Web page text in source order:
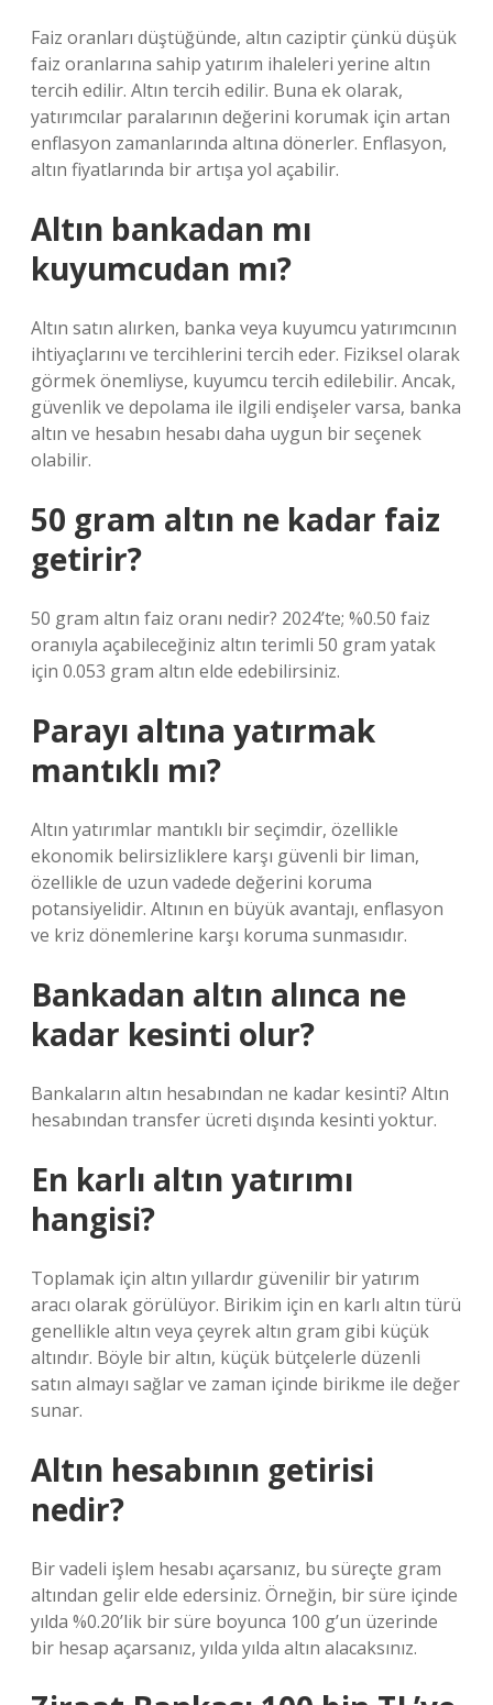
Faiz oranları düştüğünde, altın caziptir çünkü düşük
faiz oranlarına sahip yatırım ihaleleri yerine altın
tercih edilir. Altın tercih edilir. Buna ek olarak,
yatırımcılar paralarının değerini korumak için artan
enflasyon zamanlarında altına dönerler. Enflasyon,
altın fiyatlarında bir artışa yol açabilir.
Altın bankadan mı
kuyumcudan mı?
Altın satın alırken, banka veya kuyumcu yatırımcının
ihtiyaçlarını ve tercihlerini tercih eder. Fiziksel olarak
görmek önemliyse, kuyumcu tercih edilebilir. Ancak,
güvenlik ve depolama ile ilgili endişeler varsa, banka
altın ve hesabın hesabı daha uygun bir seçenek
olabilir.
50 gram altın ne kadar faiz
getirir?
50 gram altın faiz oranı nedir? 2024’te; %0.50 faiz
oranıyla açabileceğiniz altın terimli 50 gram yatak
için 0.053 gram altın elde edebilirsiniz.
Parayı altına yatırmak
mantıklı mı?
Altın yatırımlar mantıklı bir seçimdir, özellikle
ekonomik belirsizliklere karşı güvenli bir liman,
özellikle de uzun vadede değerini koruma
potansiyelidir. Altının en büyük avantajı, enflasyon
ve kriz dönemlerine karşı koruma sunmasıdır.
Bankadan altın alınca ne
kadar kesinti olur?
Bankaların altın hesabından ne kadar kesinti? Altın
hesabından transfer ücreti dışında kesinti yoktur.
En karlı altın yatırımı
hangisi?
Toplamak için altın yıllardır güvenilir bir yatırım
aracı olarak görülüyor. Birikim için en karlı altın türü
genellikle altın veya çeyrek altın gram gibi küçük
altındır. Böyle bir altın, küçük bütçelerle düzenli
satın almayı sağlar ve zaman içinde birikme ile değer
sunar.
Altın hesabının getirisi
nedir?
Bir vadeli işlem hesabı açarsanız, bu süreçte gram
altından gelir elde edersiniz. Örneğin, bir süre içinde
yılda %0.20’lik bir süre boyunca 100 g’un üzerinde
bir hesap açarsanız, yılda yılda altın alacaksınız.